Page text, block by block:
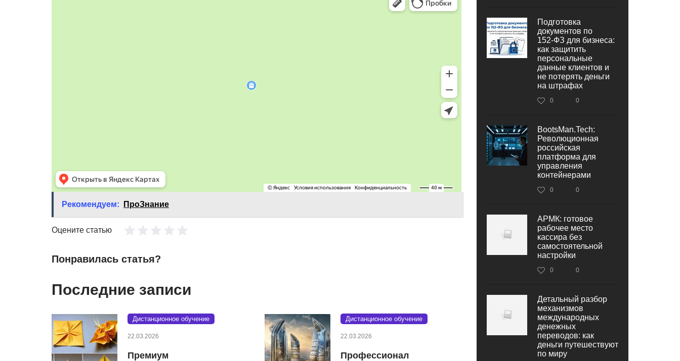
Рекомендуем: ПроЗнание
Оцените статью
Понравилась статья?
Последние записи
Дистанционное обучение
22.03.2026
Премиум
Дистанционное обучение
22.03.2026
Профессионал
Подготовка
документов по
152‑ФЗ для бизнеса:
как защитить
персональные
данные клиентов и
не потерять деньги
на штрафах
0 0
BootsMan.Tech:
Революционная
российская
платформа для
управления
контейнерами
0 0
АРМК: готовое
рабочее место
кассира без
самостоятельной
настройки
0 0
Детальный разбор
механизмов
международных
денежных
переводов: как
деньги путешествуют
по миру